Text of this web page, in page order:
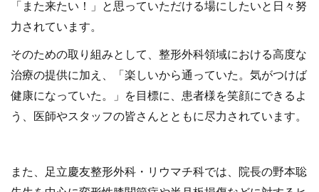
「また来たい！」と思っていただける場にしたいと日々努
力されています。
そのための取り組みとして、整形外科領域における高度な
治療の提供に加え、「楽しいから通っていた。気がつけば
健康になっていた。」を目標に、患者様を笑顔にできるよ
う、医師やスタッフの皆さんとともに尽力されています。
また、足立慶友整形外科・リウマチ科では、院長の野本聡